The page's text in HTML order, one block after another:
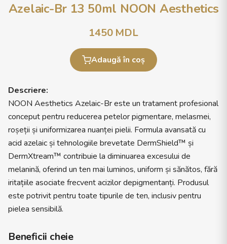
Azelaic-Br 13 50ml NOON Aesthetics
1450MDL
Adaugă în coș
Descriere:
NOON Aesthetics Azelaic-Br este un tratament profesional
conceput pentru reducerea petelor pigmentare, melasmei,
roșeții și uniformizarea nuanței pielii. Formula avansată cu
acid azelaic și tehnologiile brevetate DermShield™ și
DermXtream™ contribuie la diminuarea excesului de
melanină, oferind un ten mai luminos, uniform și sănătos, fără
iritațiile asociate frecvent acizilor depigmentanți. Produsul
este potrivit pentru toate tipurile de ten, inclusiv pentru
pielea sensibilă.
Beneficii cheie